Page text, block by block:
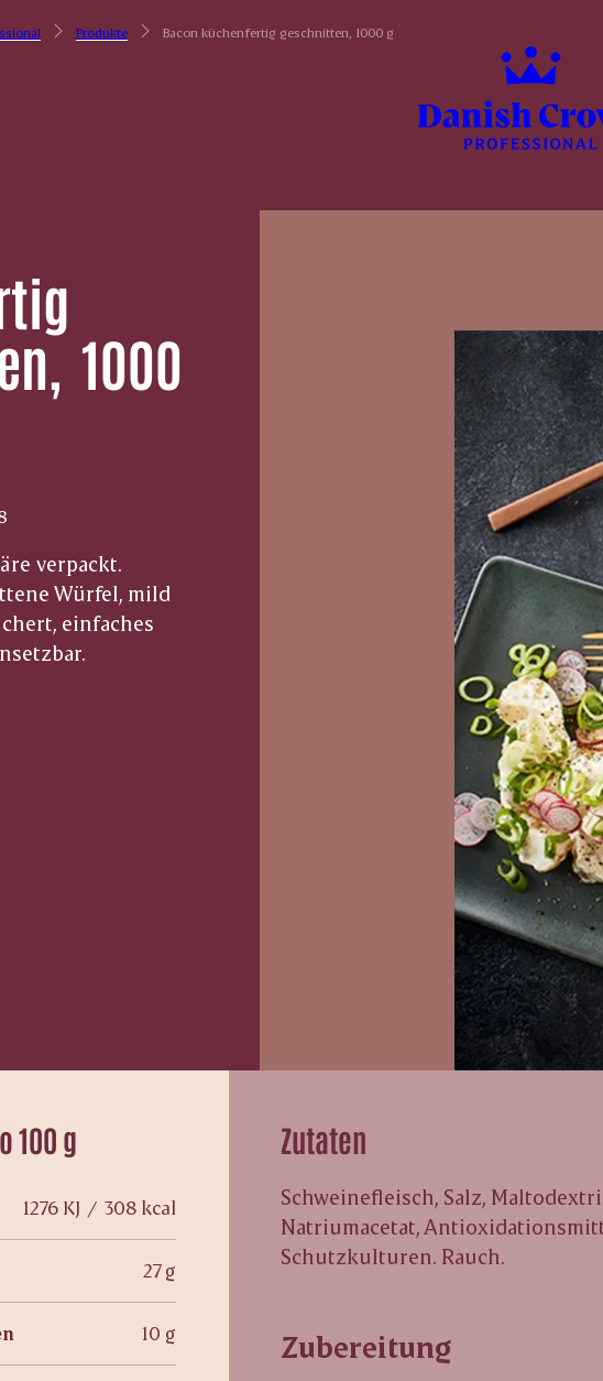
Produkte Bacon küchenfertig geschnitten, 1000 g
1000
verpackt.
Würfel, mild
einfaches
100 g
1276 KJ / 308 kcal
27 g
10 g
Zutaten
Schweinefleisch, Salz,
Natriumacetat,
Schutzkulturen. Rauch.
Zubereitung